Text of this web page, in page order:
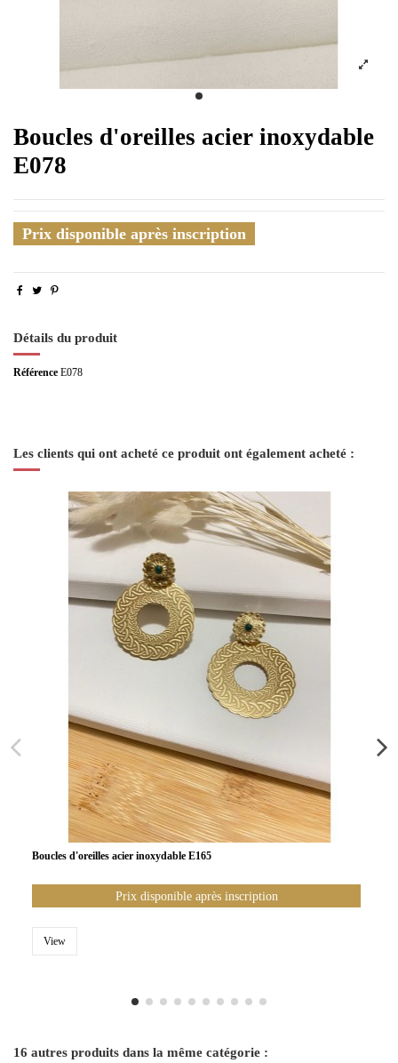
Boucles d'oreilles acier inoxydable
E078
Prix disponible après inscription
Détails du produit
Référence E078
Les clients qui ont acheté ce produit ont également acheté :
Boucles d'oreilles acier inoxydable E165
Prix disponible après inscription
View
16 autres produits dans la même catégorie :